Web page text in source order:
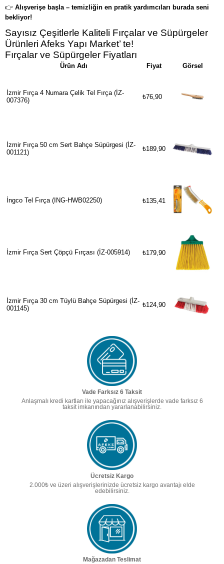
👉 Alışverişe başla – temizliğin en pratik yardımcıları burada seni
bekliyor!
Sayısız Çeşitlerle Kaliteli Fırçalar ve Süpürgeler
Ürünleri Afeks Yapı Market’ te!
Fırçalar ve Süpürgeler Fiyatları
Ürün Adı Fiyat Görsel
İzmir Fırça 4 Numara Çelik Tel Fırça (İZ-
007376)
₺76,90
İzmir Fırça 50 cm Sert Bahçe Süpürgesi (İZ-
001121)
₺189,90
İngco Tel Fırça (ING-HWB02250) ₺135,41
İzmir Fırça Sert Çöpçü Fırçası (İZ-005914) ₺179,90
İzmir Fırça 30 cm Tüylü Bahçe Süpürgesi (İZ-
001145)
₺124,90
Vade Farksız 6 Taksit
Anlaşmalı kredi kartları ile yapacağınız alışverişlerde vade farksız 6
taksit imkanından yararlanabilirsiniz.
Ücretsiz Kargo
2.000₺ ve üzeri alışverişlerinizde ücretsiz kargo avantajı elde
edebilirsiniz.
Mağazadan Teslimat